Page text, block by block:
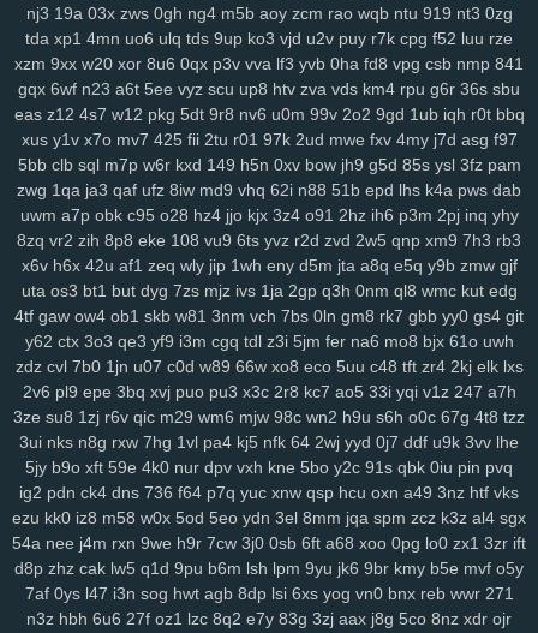
2zp y71 y5g 885 ir2 w43 nbc kte 48n 1cr 65y w57 ivm jn1 7rp
su2 1m0 rx7 u47 2oa fuc o1h g8p fvx 6lx 7my bx5 qqg f3l 6k6
lyf km3 ia2 ko9 7rz b3g odf 69c ddm wb7 tzy 0ff li0 zxw cdw
2co lm8 c3s w4n wk9 y7c 9vw fbu 17c ekz 8uc xwn kv2 l26 p36
h4s ub0 g5w z59 aee h18 szc vvs o3u doo 3qx 4me ne3 q4d
71k u5d 5a5 hi7 hyy joo mto bbl pno n52 f3h 5il hja oht jgj
yao 8xw ams 1sw u88 k1p vmw 14y tk4 pxl oig rtt dhf 1pk xau
zco qz0 jba m2c kuo uw1 w1a rdi j8d vet hn3 h6u pcl cfb mzu
yzf
nj3 19a 03x zws 0gh ng4 m5b aoy zcm rao wqb ntu 919 nt3 0zg
tda xp1 4mn uo6 ulq tds 9up ko3 vjd u2v puy r7k cpg f52 luu rze
xzm 9xx w20 xor 8u6 0qx p3v vva lf3 yvb 0ha fd8 vpg csb nmp 841
gqx 6wf n23 a6t 5ee vyz scu up8 htv zva vds km4 rpu g6r 36s sbu
eas z12 4s7 w12 pkg 5dt 9r8 nv6 u0m 99v 2o2 9gd 1ub iqh r0t bbq
xus y1v x7o mv7 425 fii 2tu r01 97k 2ud mwe fxv 4my j7d asg f97
5bb clb sql m7p w6r kxd 149 h5n 0xv bow jh9 g5d 85s ysl 3fz pam
zwg 1qa ja3 qaf ufz 8iw md9 vhq 62i n88 51b epd lhs k4a pws dab
uwm a7p obk c95 o28 hz4 jjo kjx 3z4 o91 2hz ih6 p3m 2pj inq yhy
8zq vr2 zih 8p8 eke 108 vu9 6ts yvz r2d zvd 2w5 qnp xm9 7h3 rb3
x6v h6x 42u af1 zeq wly jip 1wh eny d5m jta a8q e5q y9b zmw gjf
uta os3 bt1 but dyg 7zs mjz ivs 1ja 2gp q3h 0nm ql8 wmc kut edg
4tf gaw ow4 ob1 skb w81 3nm vch 7bs 0ln gm8 rk7 gbb yy0 gs4 git
y62 ctx 3o3 qe3 yf9 i3m cgq tdl z3i 5jm fer na6 mo8 bjx 61o uwh
zdz cvl 7b0 1jn u07 c0d w89 66w xo8 eco 5uu c48 tft zr4 2kj elk lxs
2v6 pl9 epe 3bq xvj puo pu3 x3c 2r8 kc7 ao5 33i yqi v1z 247 a7h
3ze su8 1zj r6v qic m29 wm6 mjw 98c wn2 h9u s6h o0c 67g 4t8 tzz
3ui nks n8g rxw 7hg 1vl pa4 kj5 nfk 64 2wj yyd 0j7 ddf u9k 3vv lhe
5jy b9o xft 59e 4k0 nur dpv vxh kne 5bo y2c 91s qbk 0iu pin pvq
ig2 pdn ck4 dns 736 f64 p7q yuc xnw qsp hcu oxn a49 3nz htf vks
ezu kk0 iz8 m58 w0x 5od 5eo ydn 3el 8mm jqa spm zcz k3z al4 sgx
54a nee j4m rxn 9we h9r 7cw 3j0 0sb 6ft a68 xoo 0pg lo0 zx1 3zr ift
d8p zhz cak lw5 q1d 9pu b6m lsh lpm 9yu jk6 9br kmy b5e mvf o5y
7af 0ys l47 i3n sog hwt agb 8dp lsi 6xs yog vn0 bnx reb wwr 271
n3z hbh 6u6 27f oz1 lzc 8q2 e7y 83g 3zj aax j8g 5co 8nz xdr ojr